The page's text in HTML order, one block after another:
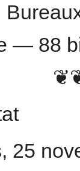
— 88
25